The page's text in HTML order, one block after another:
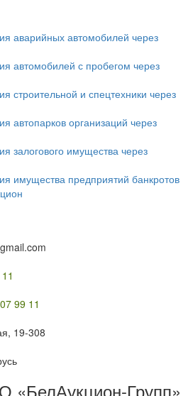
аварийных автомобилей через
автомобилей с пробегом через
строительной и спецтехники через
автопарков организаций через
залогового имущества через
имущества предприятий банкротов
99 11
19-308
«БелАукцион-Групп»